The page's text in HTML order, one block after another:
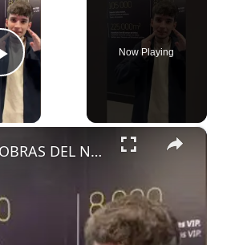
Play Video
Now Playing
×
LAS OBRAS DEL NOU CAMP NOU